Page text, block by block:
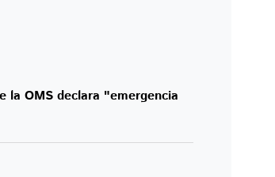
la OMS declara "emergencia